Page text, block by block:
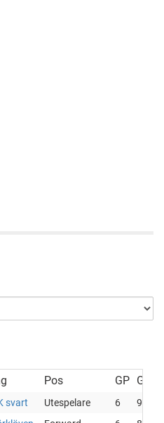
Pos GP G
svart Utespelare 6 9